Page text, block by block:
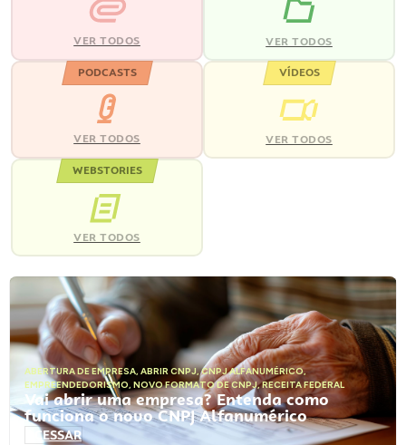
VER TODOS VER TODOS
PODCASTS
VER TODOS
VÍDEOS
VER TODOS
WEBSTORIES
VER TODOS
ABERTURA DE EMPRESA, ABRIR CNPJ,CNPJ ALFANUMÉRICO,
EMPREENDEDORISMO, NOVO FORMATO DE CNPJ,RECEITA FEDERAL
Vai abrir uma empresa? Entenda como
funciona o novo CNPJ Alfanumérico
ACESSAR